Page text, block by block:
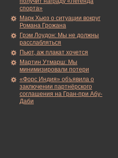
спорта»
Марк Хьюз о ситуации вокруг
Романа Грожана
Грэм Лоудон: Мы не должны
расслабляться
Пьют, аж плакат хочется
Мартин Утмарш: Мы
минимизировали потери
«Форс Индия» объявила о
заключении партнёрского
соглашения на Гран-при Абу-
Даби